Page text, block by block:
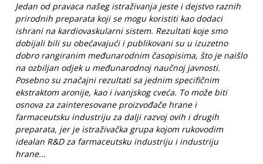
Jedan od pravaca našeg istraživanja jeste i dejstvo raznih
prirodnih preparata koji se mogu koristiti kao dodaci
ishrani na kardiovaskularni sistem. Rezultati koje smo
dobijali bili su obećavajući i publikovani su u izuzetno
dobro rangiranim međunarodnim časopisima, što je naišlo
na ozbiljan odjek u međunarodnoj naučnoj javnosti.
Posebno su značajni rezultati sa jednim specifičnim
ekstraktom aronije, kao i ivanjskog cveća. To može biti
osnova za zainteresovane proizvođače hrane i
farmaceutsku industriju za dalji razvoj ovih i drugih
preparata, jer je istraživačka grupa kojom rukovodim
idealan R&D za farmaceutsku industriju i industriju
hrane...